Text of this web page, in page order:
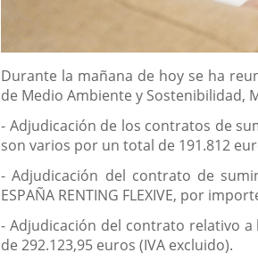
Descripción
Durante la mañana de hoy se ha
de Medio Ambiente y Sostenibilidad,
- Adjudicación de los contratos de
son varios por un total de 191.812
- Adjudicación del contrato de
ESPAÑA RENTING FLEXIVE, por
- Adjudicación del contrato relativo a
de 292.123,95 euros (IVA excluido).